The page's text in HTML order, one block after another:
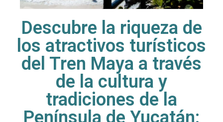
Descubre la riqueza de
los atractivos turísticos
del Tren Maya a través
de la cultura y
tradiciones de la
Península de Yucatán: